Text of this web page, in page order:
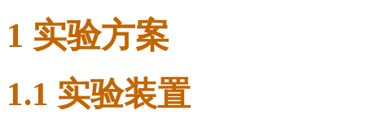
1 实验方案
1.1 实验装置